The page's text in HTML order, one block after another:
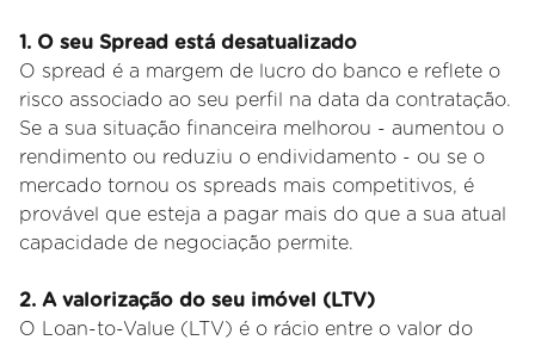
1. O seu Spread está desatualizado
O spread é a margem de lucro do banco e reflete o
risco associado ao seu perfil na data da contratação.
Se a sua situação financeira melhorou - aumentou o
rendimento ou reduziu o endividamento - ou se o
mercado tornou os spreads mais competitivos, é
provável que esteja a pagar mais do que a sua atual
capacidade de negociação permite.
2. A valorização do seu imóvel (LTV)
O Loan-to-Value (LTV) é o rácio entre o valor do